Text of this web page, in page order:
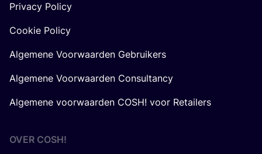
Privacy Policy
Cookie Policy
Algemene Voorwaarden Gebruikers
Algemene Voorwaarden Consultancy
Algemene voorwaarden COSH! voor Retailers
OVER COSH!